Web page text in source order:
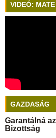
VIDEÓ:
GAZDASÁG
Garantálná
Bizottság